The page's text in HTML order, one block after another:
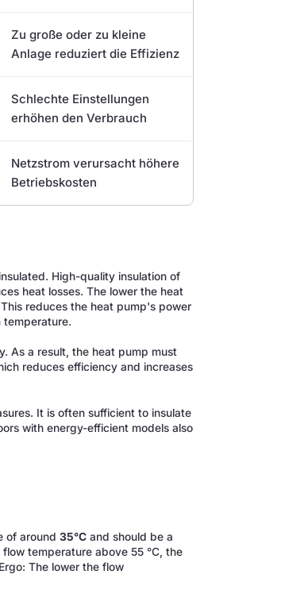
Zu große oder zu kleine
Anlage reduziert die Effizienz
Schlechte Einstellungen
erhöhen den Verbrauch
Netzstrom verursacht höhere
Betriebskosten
High-quality insulation of
heat losses. The lower the heat
reduces the heat pump's power
temperature.
As a result, the heat pump must
reduces efficiency and increases
It is often sufficient to insulate
with energy-efficient models also
of around35°C and should be a
temperature above 55 °C, the
The lower the flow